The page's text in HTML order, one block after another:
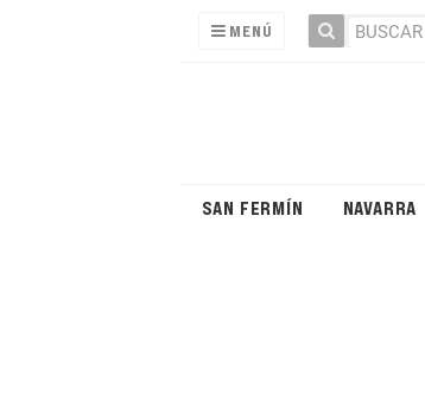
MENÚ
SAN FERMÍN NAVARRA